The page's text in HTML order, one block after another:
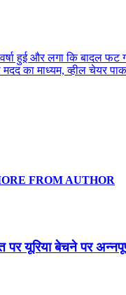
हुई और लगा कि बादल फट
का माध्यम, व्हील चेयर
FROM AUTHOR
पर यूरिया बेचने पर